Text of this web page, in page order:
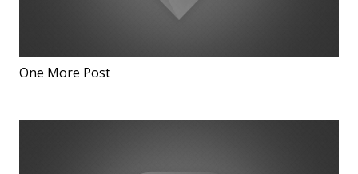
One More Post